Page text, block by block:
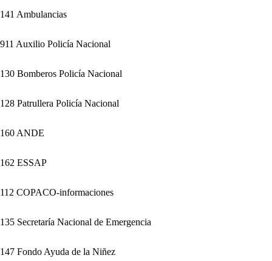
141 Ambulancias
911 Auxilio Policía Nacional
130 Bomberos Policía Nacional
128 Patrullera Policía Nacional
160 ANDE
162 ESSAP
112 COPACO-informaciones
135 Secretaría Nacional de Emergencia
147 Fondo Ayuda de la Niñez